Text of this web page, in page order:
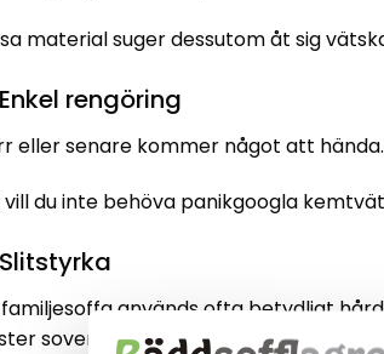
material suger dessutom åt sig
rengöring
eller senare kommer något att
vill du inte behöva panikgoogla
familjesoffa används ofta betydligt
sover där och filtar och leksaker